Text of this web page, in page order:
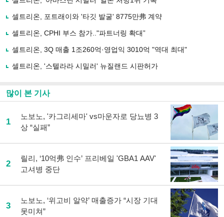
기
사
유
기
셀트리온, 포트래이와 '타깃 발굴' 8775만弗 계약
셀트리온, CPHI 부스 참가.."파트너링 확대”
셀트리온, 3Q 매출 1조260억·영업익 3010억 "역대 최대"
셀트리온, '스텔라라 시밀러' 뉴질랜드 시판허가
많이 본 기사
1
노보노, '카그리세마' vs마운자로 당뇨병 3
상 “실패”
2
릴리, ‘10억弗 인수’ 프리베일 'GBA1 AAV'
고셔병 중단
3
노보노, ‘위고비 알약’ 매출증가 “시장 기대
못미쳐”